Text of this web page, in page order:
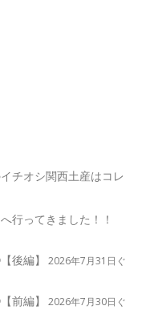
チオシ関西土産はコレ
行ってきました！！
後編】
2026年7月31日ぐ
前編】
2026年7月30日ぐ